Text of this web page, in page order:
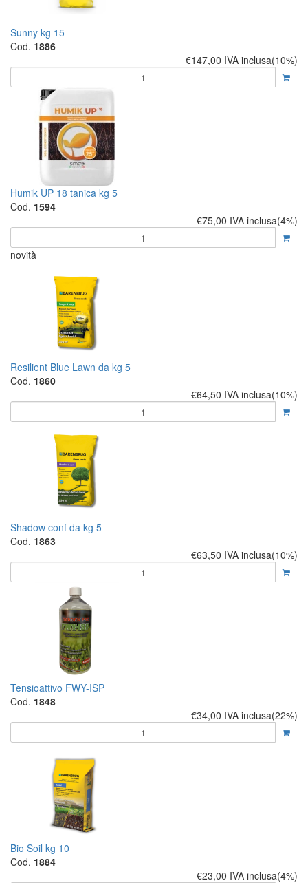
Sunny kg 15
Cod. 1886
€147,00 IVA inclusa(10%)
Humik UP 18 tanica kg 5
Cod. 1594
€75,00 IVA inclusa(4%)
novità
Resilient Blue Lawn da kg 5
Cod. 1860
€64,50 IVA inclusa(10%)
Shadow conf da kg 5
Cod. 1863
€63,50 IVA inclusa(10%)
Tensioattivo FWY-ISP
Cod. 1848
€34,00 IVA inclusa(22%)
Bio Soil kg 10
Cod. 1884
€23,00 IVA inclusa(4%)